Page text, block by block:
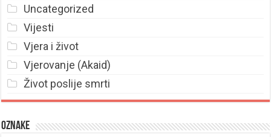
Uncategorized
Vijesti
Vjera i život
Vjerovanje (Akaid)
Život poslije smrti
Oznake